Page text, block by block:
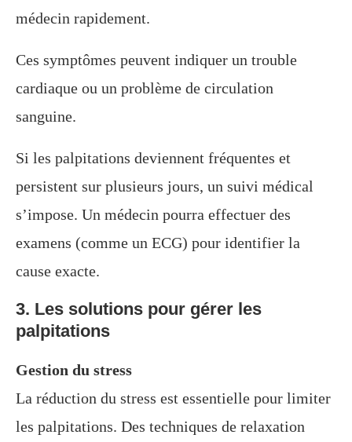
médecin rapidement.
Ces symptômes peuvent indiquer un trouble
cardiaque ou un problème de circulation
sanguine.
Si les palpitations deviennent fréquentes et
persistent sur plusieurs jours, un suivi médical
s’impose. Un médecin pourra effectuer des
examens (comme un ECG) pour identifier la
cause exacte.
3. Les solutions pour gérer les
palpitations
Gestion du stress
La réduction du stress est essentielle pour limiter
les palpitations. Des techniques de relaxation